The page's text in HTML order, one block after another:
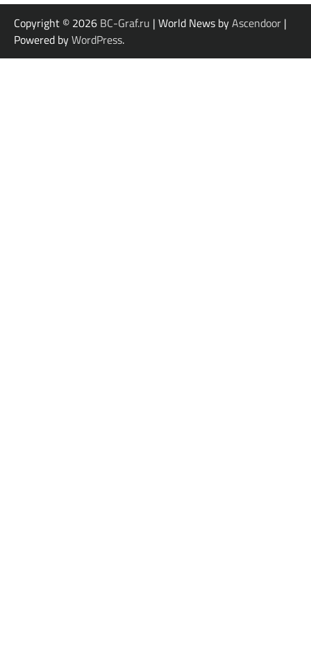
Copyright © 2026 BC-Graf.ru | World News byAscendoor |
Powered byWordPress.